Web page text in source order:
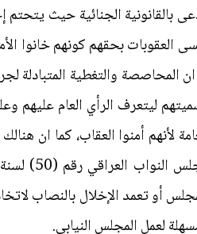
بالقانونية الجنائية حيث يتحتم
العقوبات بحقهم كونهم خانوا
المحاصصة والتغطية المتبادلة
ليتعرف الرأي العام
لأنهم أمنوا العقاب، كما ان
أو تعمد الإخلال بالنصاب
لعمل المجلس النيابي.